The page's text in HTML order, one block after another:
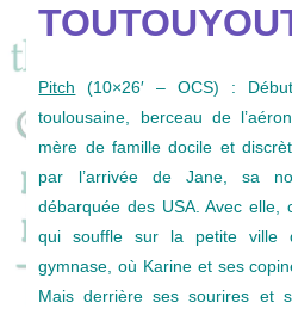
Pitch (10×26′ – OCS) :
toulousaine, berceau de
mère de famille docile et
par l’arrivée de Jane, sa
débarquée des USA. Avec elle,
qui souffle sur la petite ville
gymnase, où Karine et ses
Mais derrière ses sourires et